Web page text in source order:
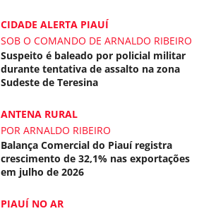
CIDADE ALERTA PIAUÍ
SOB O COMANDO DE ARNALDO RIBEIRO
Suspeito é baleado por policial militar
durante tentativa de assalto na zona
Sudeste de Teresina
ANTENA RURAL
POR ARNALDO RIBEIRO
Balança Comercial do Piauí registra
crescimento de 32,1% nas exportações
em julho de 2026
PIAUÍ NO AR